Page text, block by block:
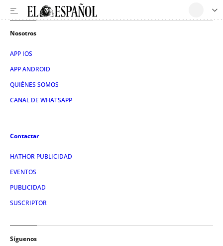
Nosotros
APP IOS
APP ANDROID
QUIÉNES SOMOS
CANAL DE WHATSAPP
Contactar
HATHOR PUBLICIDAD
EVENTOS
PUBLICIDAD
SUSCRIPTOR
Síguenos